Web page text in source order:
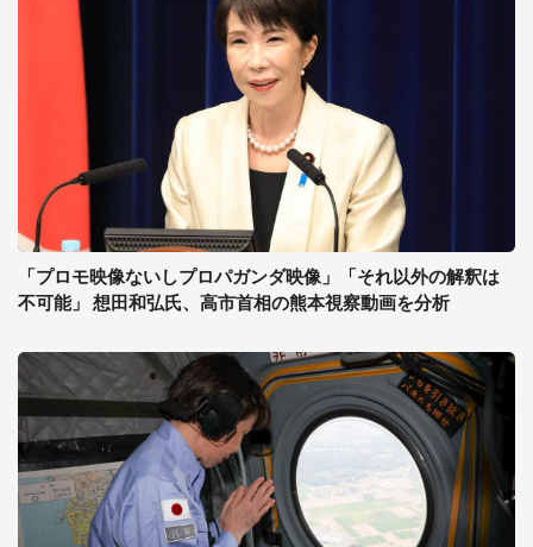
「プロモ映像ないしプロパガンダ映像」「それ以外の解釈は
不可能」 想田和弘氏、高市首相の熊本視察動画を分析